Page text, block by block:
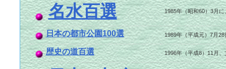
名水百選 1985年（昭和60）3月
日本の都市公園100選 1989年（平成元）7月
歴史の道百選 1996年（平成8）11月